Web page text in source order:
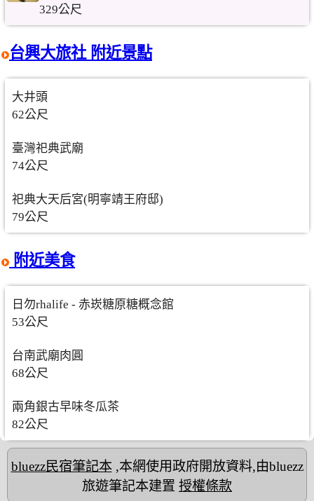
329公尺
台興大旅社 附近景點
大井頭
62公尺
臺灣祀典武廟
74公尺
祀典大天后宮(明寧靖王府邸)
79公尺
附近美食
日勿rhalife - 赤崁糖原糖概念館
53公尺
台南武廟肉圓
68公尺
兩角銀古早味冬瓜茶
82公尺
bluezz民宿筆記本,本網使用政府開放資料,由bluezz
旅遊筆記本建置 授權條款